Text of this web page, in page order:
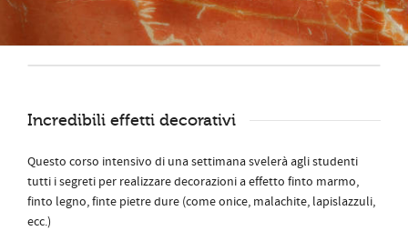
Incredibili effetti decorativi
Questo corso intensivo di una settimana svelerà agli studenti
tutti i segreti per realizzare decorazioni a effetto finto marmo,
finto legno, finte pietre dure (come onice, malachite, lapislazzuli,
ecc.)